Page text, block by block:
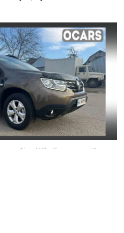
КП «Благоустрій»